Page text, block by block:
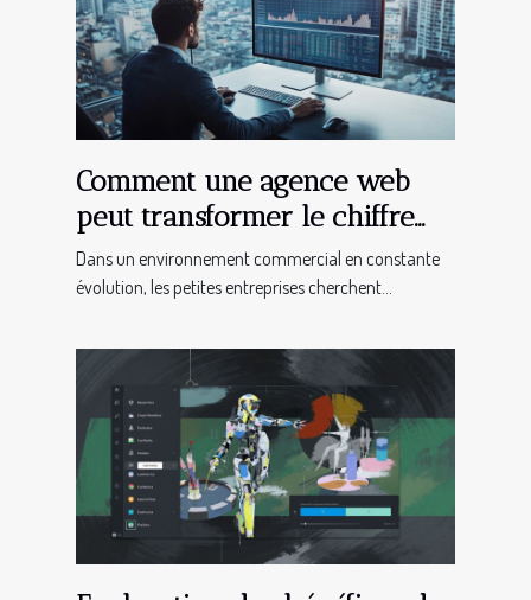
Comment une agence web
peut transformer le chiffre
d'affaires des TPE
Dans un environnement commercial en constante
évolution, les petites entreprises cherchent...